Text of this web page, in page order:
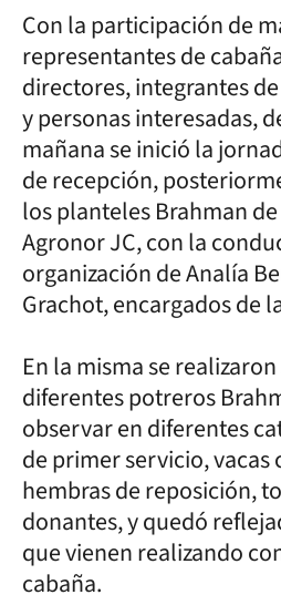
Con la participación de
representantes de
directores, integrantes
y personas interesadas,
mañana se inició la
de recepción,
los planteles Brahman
Agronor JC, con la
organización de Analía
Grachot, encargados de
En la misma se
diferentes potreros
observar en diferentes
de primer servicio, vacas
hembras de reposición,
donantes, y quedó
que vienen realizando
cabaña.